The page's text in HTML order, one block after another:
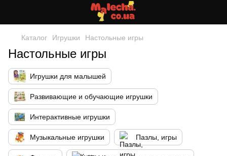
Каталог Игрушки Настольные игры
Настольные игры
Игрушки для малышей
Развивающие и обучающие игрушки
Интерактивные игрушки
Музыкальные игрушки Пазлы, игры